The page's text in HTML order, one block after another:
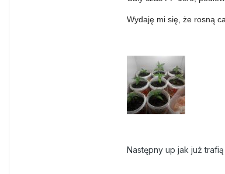
Wydaję mi się, że rosną
Następny up jak już trafią